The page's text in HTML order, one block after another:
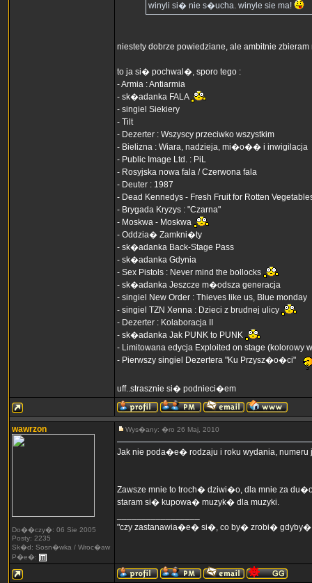
winyli si� nie s�ucha. winyle sie ma!
niestety dobrze powiedziane, ale ambitnie
to ja si� pochwal�, sporo tego :
- Armia : Antiarmia
- sk�adanka FALA
- singiel Siekiery
- Tilt
- Dezerter : Wszyscy przeciwko wszystkim
- Bielizna : Wiara, nadzieja, mi�o�� i inwigilacja
- Public Image Ltd. : PiL
- Rosyjska nowa fala / Czerwona fala
- Deuter : 1987
- Dead Kennedys - Fresh Fruit for Rotten
- Brygada Kryzys : "Czarna"
- Moskwa - Moskwa
- Oddzia� Zamkni�ty
- sk�adanka Back-Stage Pass
- sk�adanka Gdynia
- Sex Pistols : Never mind the bollocks
- sk�adanka Jeszcze m�odsza generacja
- singiel New Order : Thieves like us, Blue monday
- singiel TZN Xenna : Dzieci z brudnej ulicy
- Dezerter : Kolaboracja II
- sk�adanka Jak PUNK to PUNK
- Limitowana edycja Exploited on stage (kolorowy
- Pierwszy singiel Dezertera "Ku Przysz�o�ci"
uff..strasznie si� podnieci�em
wawrzon
Do��czy�: 06 Sie 2005
Posty: 2235
Sk�d: Sosn�wka / Wroc�aw
P�e�:
Wys�any: �ro 26 Maj, 2010
Jak nie poda�e� rodzaju i roku wydania,
Zawsze mnie to troch� dziwi�o, dla mnie za
staram si� kupowa� muzyk� dla muzyki.
"czy zastanawia�e� si�, co by� zrobi�